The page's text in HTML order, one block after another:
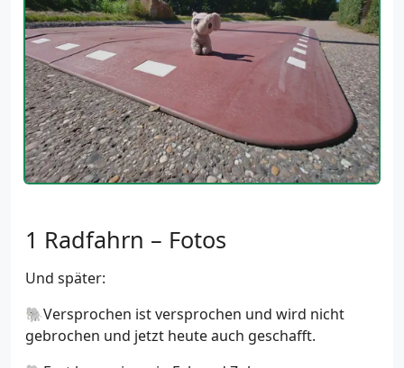
Radfahrn – Fotos
Und später:
🐘Versprochen ist versprochen und wird nicht
gebrochen und jetzt heute auch geschafft.